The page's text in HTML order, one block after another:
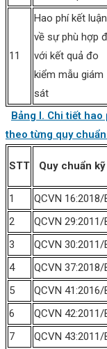
11
Hao phí kết luận
về sự phù hợp
với kết quả đo
kiểm mẫu giám
sát
Bảng I. Chi tiết
theo từng quy
STT Quy chuẩn
1
QCVN
2
QCVN
3
QCVN
4
QCVN
5
QCVN
6
QCVN
7
QCVN